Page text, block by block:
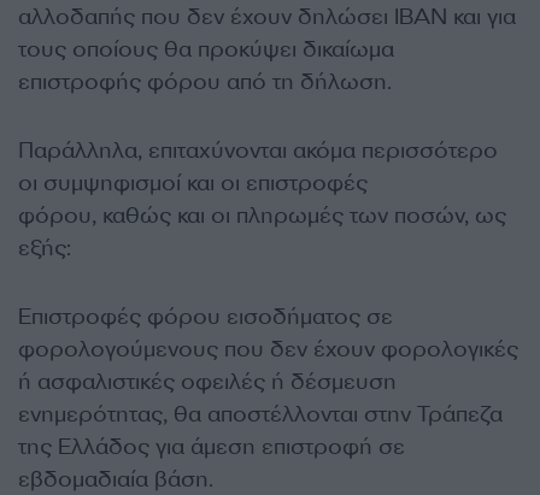
αλλοδαπής που δεν έχουν δηλώσει ΙΒΑΝ και για
τους οποίους θα προκύψει δικαίωμα
επιστροφής φόρου από τη δήλωση.
Παράλληλα, επιταχύνονται ακόμα περισσότερο
οι συμψηφισμοί και οι επιστροφές
φόρου, καθώς και οι πληρωμές των ποσών, ως
εξής:
Επιστροφές φόρου εισοδήματος σε
φορολογούμενους που δεν έχουν φορολογικές
ή ασφαλιστικές οφειλές ή δέσμευση
ενημερότητας, θα αποστέλλονται στην Τράπεζα
της Ελλάδος για άμεση επιστροφή σε
εβδομαδιαία βάση.